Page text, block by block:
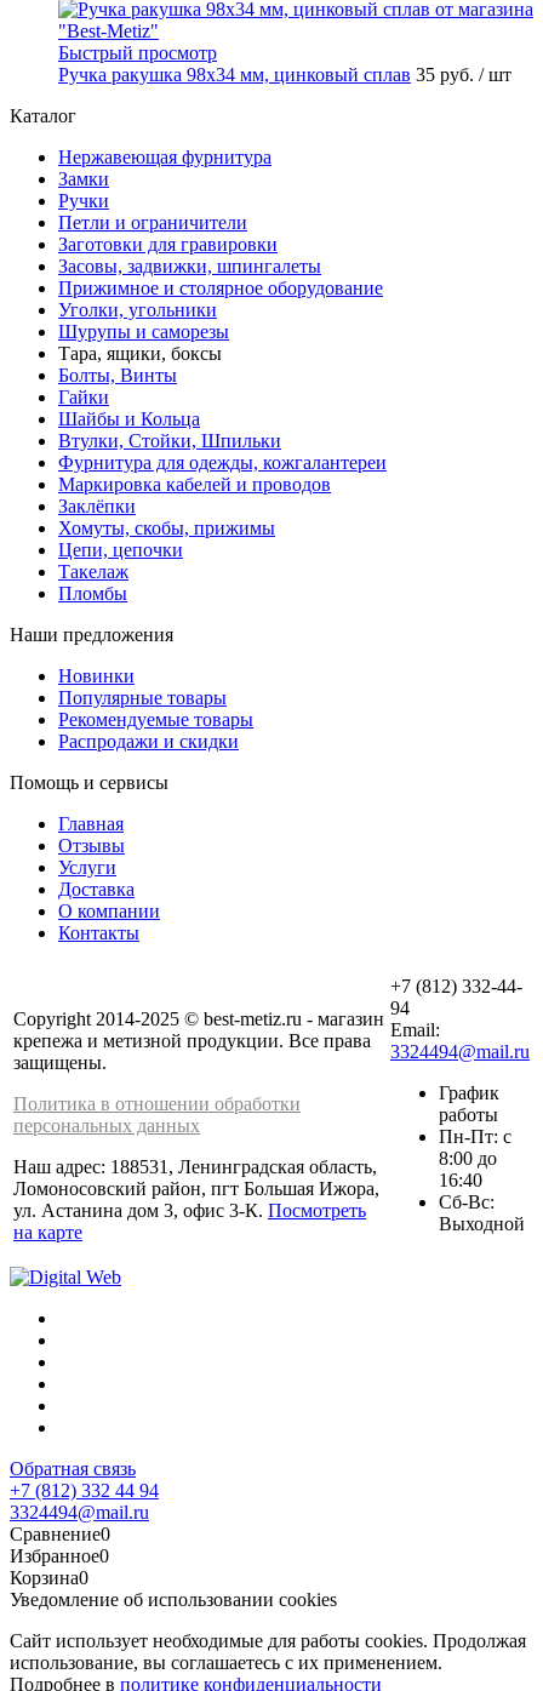
Быстрый просмотр
Ручка ракушка 98x34 мм, цинковый сплав 35 руб. / шт
Каталог
Нержавеющая фурнитура
Замки
Ручки
Петли и ограничители
Заготовки для гравировки
Засовы, задвижки, шпингалеты
Прижимное и столярное оборудование
Уголки, угольники
Шурупы и саморезы
Тара, ящики, боксы
Болты, Винты
Гайки
Шайбы и Кольца
Втулки, Стойки, Шпильки
Фурнитура для одежды, кожгалантереи
Маркировка кабелей и проводов
Заклёпки
Хомуты, скобы, прижимы
Цепи, цепочки
Такелаж
Пломбы
Наши предложения
Новинки
Популярные товары
Рекомендуемые товары
Распродажи и скидки
Помощь и сервисы
Главная
Отзывы
Услуги
Доставка
О компании
Контакты
Copyright 2014-2025 © best-metiz.ru - магазин
крепежа и метизной продукции. Все права
защищены.
Политика в отношении обработки
персональных данных
Наш адрес: 188531, Ленинградская область,
Ломоносовский район, пгт Большая Ижора,
ул. Астанина дом 3, офис 3-К. Посмотреть
на карте
+7 (812) 332-44-
94
Email:
3324494@mail.ru
График
работы
Пн-Пт: с
8:00 до
16:40
Сб-Вс:
Выходной
Обратная связь
+7 (812) 332 44 94
3324494@mail.ru
Сравнение0
Избранное0
Корзина0
Уведомление об использовании cookies
Сайт использует необходимые для работы cookies. Продолжая
использование, вы соглашаетесь с их применением.
Подробнее в политике конфиденциальности